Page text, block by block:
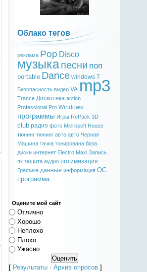
Облако тегов
реклама Pop Disco
музыкапесни поп
portable Dance windows 7
Безопасность видео VA mp3
Trance Дискотека action
Professional Pro Windows
программы Игры RePack 3D
club радио фото Microsoft House
тюнинг тюнинг авто авто Черная
Машина тачка тонирована база
диски интернет Electro Maxi Запись
пк защита аудио оптимизация
Графика данные информация ОС
программа
Оцените мой сайт
Отлично
Хорошо
Неплохо
Плохо
Ужасно
[ Результаты ·Архив опросов ]